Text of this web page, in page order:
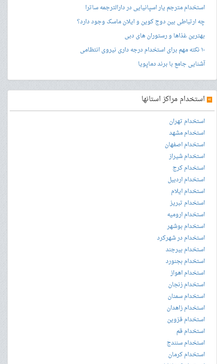
استخدام مترجم یار اسپانیایی در دارالترجمه ساترا
چه ارتباطی بین دوج کوین و ایلان ماسک وجود دارد؟
بهترین غذاها و رستوران های دبی
۱۰ نکته مهم برای استخدام درجه داری نیروی انتظامی
آشنایی جامع با برند دماپویا
» استخدام مراکز استانها
استخدام تهران
استخدام مشهد
استخدام اصفهان
استخدام شیراز
استخدام کرج
استخدام اردبیل
استخدام ایلام
استخدام تبریز
استخدام ارومیه
استخدام بوشهر
استخدام در شهرکرد
استخدام بیرجند
استخدام بجنورد
استخدام اهواز
استخدام زنجان
استخدام سمنان
استخدام زاهدان
استخدام قزوین
استخدام قم
استخدام سنندج
استخدام کرمان